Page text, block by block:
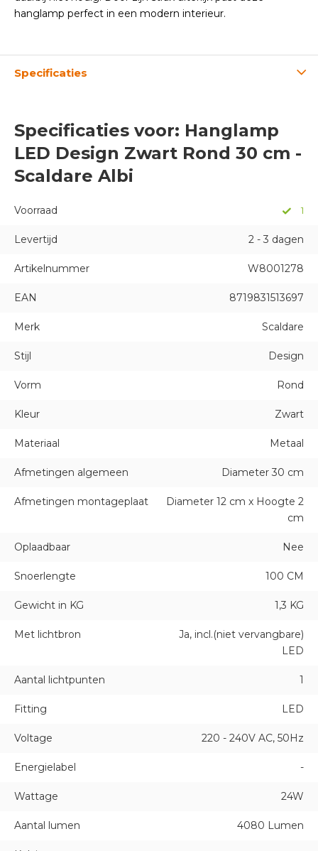
hanglamp perfect in een modern interieur.
Specificaties
Specificaties voor: Hanglamp
LED Design Zwart Rond 30 cm -
Scaldare Albi
Voorraad 1
Levertijd 2 - 3 dagen
Artikelnummer W8001278
EAN 8719831513697
Merk Scaldare
Stijl Design
Vorm Rond
Kleur Zwart
Materiaal Metaal
Afmetingen algemeen Diameter 30 cm
Afmetingen montageplaat
Diameter 12 cm x Hoogte 2
cm
Oplaadbaar Nee
Snoerlengte 100 CM
Gewicht in KG 1,3 KG
Met lichtbron
Ja, incl.(niet vervangbare)
LED
Aantal lichtpunten 1
Fitting LED
Voltage 220 - 240V AC, 50Hz
Energielabel -
Wattage 24W
Aantal lumen 4080 Lumen